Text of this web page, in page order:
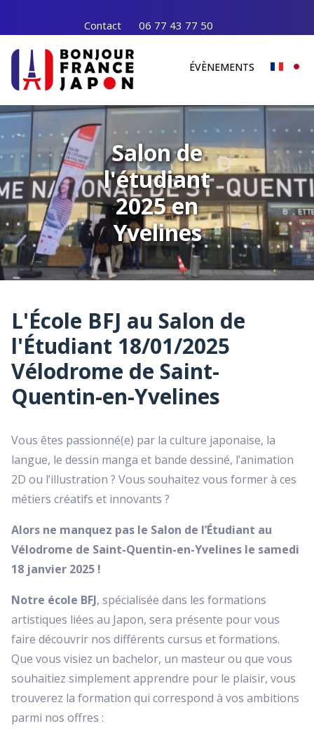
Contact 06 77 43 77 50
ÉVÈNEMENTS
Salon de
l'étudiant
2025 en
Yvelines
L'École BFJ au Salon de
l'Étudiant 18/01/2025
Vélodrome de Saint-
Quentin-en-Yvelines
Vous êtes passionné(e) par la culture japonaise, la
langue, le dessin manga et bande dessiné, l’animation
2D ou l’illustration ? Vous souhaitez vous former à ces
métiers créatifs et innovants ?
Alors ne manquez pas le Salon de l’Étudiant au
Vélodrome de Saint-Quentin-en-Yvelines le samedi
18 janvier 2025 !
Notre école BFJ, spécialisée dans les formations
artistiques liées au Japon, sera présente pour vous
faire découvrir nos différents cursus et formations.
Que vous visiez un bachelor, un masteur ou que vous
souhaitiez simplement apprendre pour le plaisir, vous
trouverez la formation qui correspond à vos ambitions
parmi nos offres :